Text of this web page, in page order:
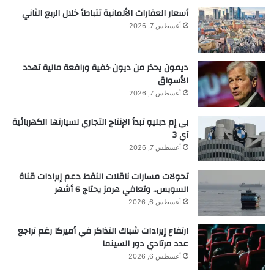
المباريات، لا سيما ذلك الموجه ضد طاقم التحكيم أو
منظمي المباراة. يراجع الاتحاد الإفريقي لكرة القدم جميع
الإجراءات المناسبة ضد المدانين”.
ويواجه منتخب السنغال، ومدربه على وجه الخصوص،
عقوبات قاسية، حيث يحتمل إيقاف المدرب لعدة مباريات،
بالإضافة إلى غرامات مالية،
في حين يبقى الجدل قائما حول شرعية استكمال لقاء
السنغال والمغرب بعد خرق صريح للمادة 82.
المصدر: “آر إم سي سبورت”
إقرأ المزيد
أسعار العقارات الألمانية تتباطأ خلال الربع الثاني
أغسطس 7, 2026
ديمون يحذر من ديون خفية ورافعة مالية تهدد
الأسواق
أغسطس 7, 2026
بي إم دبليو تبدأ الإنتاج التجاري لسيارتها الكهربائية
آي 3
أغسطس 7, 2026
تحولات مسارات ناقلات النفط دعم إيرادات قناة
السويس.. وتعافي هرمز يحتاج 6 أشهر
أغسطس 6, 2026
ارتفاع إيرادات شباك التذاكر في أميركا رغم تراجع
عدد مرتادي دور السينما
أغسطس 6, 2026